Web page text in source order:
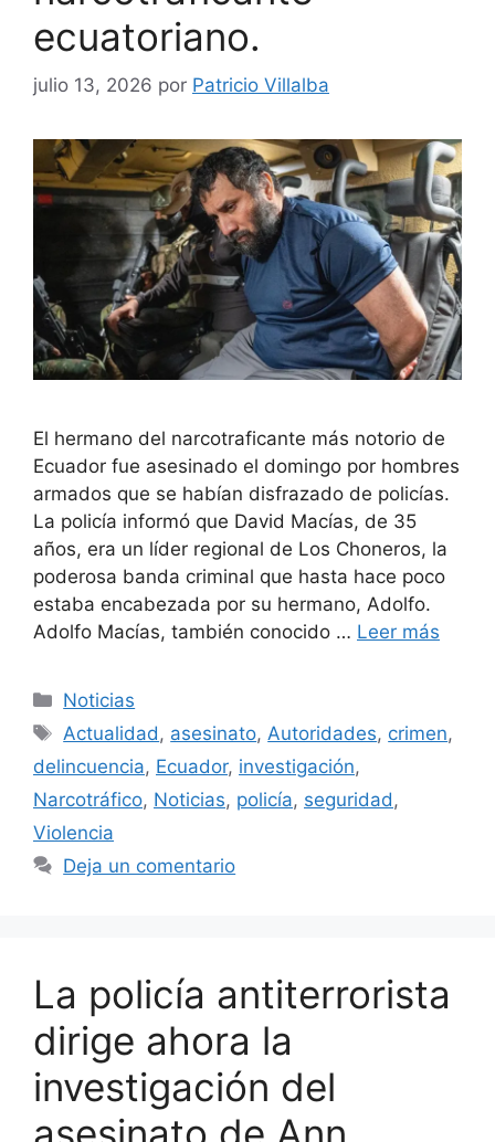
ecuatoriano.
julio 13, 2026 por Patricio Villalba
El hermano del narcotraficante más notorio de
Ecuador fue asesinado el domingo por hombres
armados que se habían disfrazado de policías.
La policía informó que David Macías, de 35
años, era un líder regional de Los Choneros, la
poderosa banda criminal que hasta hace poco
estaba encabezada por su hermano, Adolfo.
Adolfo Macías, también conocido … Leer más
Categorías
Noticias
Etiquetas
Actualidad , asesinato, Autoridades, crimen,
delincuencia, Ecuador, investigación,
Narcotráfico, Noticias, policía, seguridad ,
Violencia
Deja un comentario
La policía antiterrorista
dirige ahora la
investigación del